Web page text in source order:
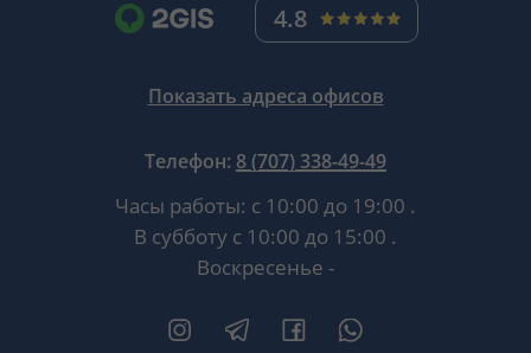
4.8
Показать адреса офисов
Телефон: 8 (707) 338-49-49
Часы работы: с 10:00 до 19:00 .
В субботу с 10:00 до 15:00 .
Воскресенье -